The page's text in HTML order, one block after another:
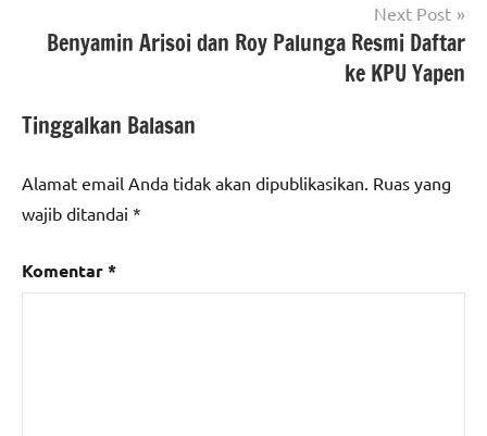
Next Post
Benyamin Arisoi dan Roy Palunga Resmi Daftar
ke KPU Yapen
Tinggalkan Balasan
Alamat email Anda tidak akan dipublikasikan. Ruas yang
wajib ditandai *
Komentar*